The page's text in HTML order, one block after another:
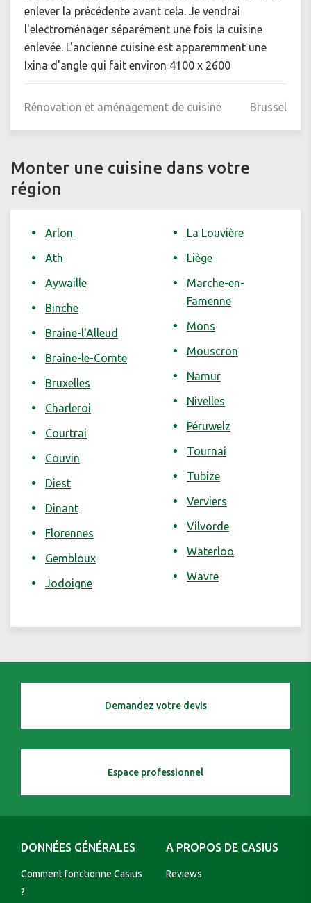
enlever la précédente avant cela. Je vendrai
l'electroménager séparément une fois la cuisine
enlevée. L'ancienne cuisine est apparemment une
Ixina d'angle qui fait environ 4100 x 2600
Rénovation et aménagement de cuisine Brussel
Monter une cuisine dans votre
région
Arlon
Ath
Aywaille
Binche
Braine-l'Alleud
Braine-le-Comte
Bruxelles
Charleroi
Courtrai
Couvin
Diest
Dinant
Florennes
Gembloux
Jodoigne
La Louvière
Liège
Marche-en-
Famenne
Mons
Mouscron
Namur
Nivelles
Péruwelz
Tournai
Tubize
Verviers
Vilvorde
Waterloo
Wavre
Demandez votre devis
Espace professionnel
DONNÉES GÉNÉRALES
Comment fonctionne Casius
?
A PROPOS DE CASIUS
Reviews